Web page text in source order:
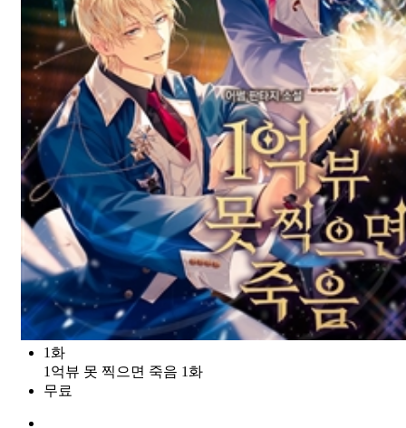
1화
1억뷰 못 찍으면 죽음 1화
무료